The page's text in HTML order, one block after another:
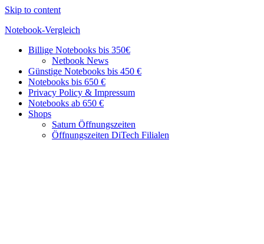
Skip to content
Notebook-Vergleich
Geräte
Vergleich
Billige Notebooks bis 350€
Netbook News
Günstige Notebooks bis 450 €
Notebooks bis 650 €
Privacy Policy & Impressum
Notebooks ab 650 €
Shops
Saturn Öffnungszeiten
Öffnungszeiten DiTech Filialen